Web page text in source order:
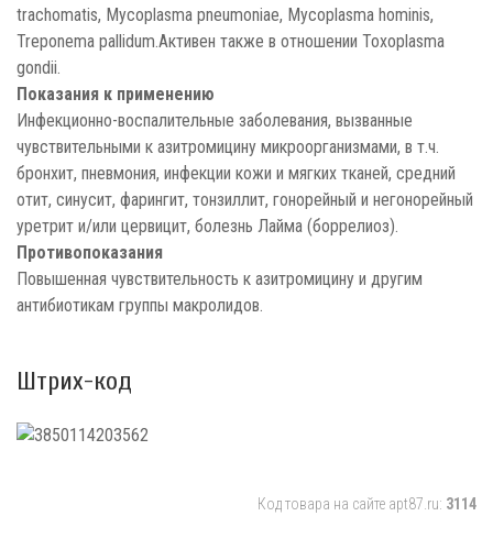
trachomatis, Mycoplasma pneumoniae, Mycoplasma hominis,
Treponema pallidum.Активен также в отношении Toxoplasma
gondii.
Показания к применению
Инфекционно-воспалительные заболевания, вызванные
чувствительными к азитромицину микроорганизмами, в т.ч.
бронхит, пневмония, инфекции кожи и мягких тканей, средний
отит, синусит, фарингит, тонзиллит, гонорейный и негонорейный
уретрит и/или цервицит, болезнь Лайма (боррелиоз).
Противопоказания
Повышенная чувствительность к азитромицину и другим
антибиотикам группы макролидов.
Штрих-код
Код товара на сайте apt87.ru: 3114